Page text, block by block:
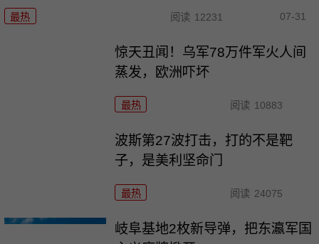
最热 阅读 12231 07-31
惊天丑闻！乌军78万件军火人间
蒸发，欧洲吓坏
最热 阅读 10883
波斯第27波打击，打的不是靶
子，是美利坚命门
最热 阅读 24075
岐阜基地2枚新导弹，把东瀛军国